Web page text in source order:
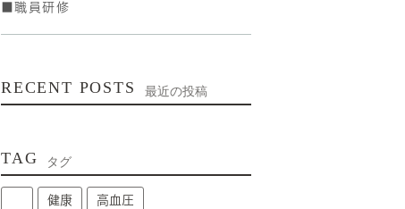
■職員研修
RECENT POSTS 最近の投稿
TAG タグ
健康 高血圧